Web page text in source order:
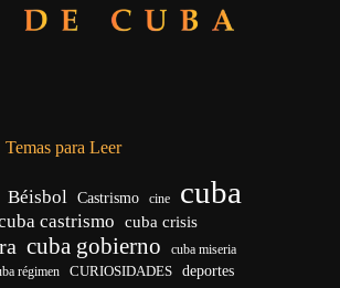
Temas para Leer
Béisbol Castrismo cine cuba
castrismo cuba crisis
cuba gobierno cuba miseria
régimen CURIOSIDADES deportes